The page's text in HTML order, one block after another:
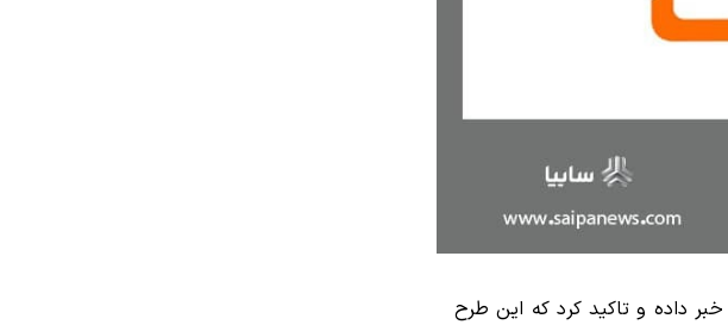
طرح امداد نوروزی گروه سایپا از روز پنجشنبه (۲۴ اسفند ماه) خبر داده و تاکید کرد که این طرح